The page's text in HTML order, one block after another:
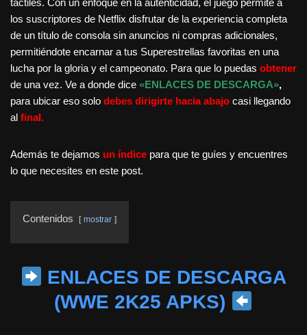
los suscriptores de Netflix disfrutar de la experiencia completa
de un título de consola sin anuncios ni compras adicionales,
permitiéndote encarnar a tus Superestrellas favoritas en una
lucha por la gloria y el campeonato. Para que lo puedas obtener
de una vez. Ve a donde dice «ENLACES DE DESCARGA»,
para ubicar eso solo debes dirigirte hacia abajo casi llegando
al final.
Además te dejamos un índice para que te guíes y encuentres
lo que necesites en este post.
Contenidos mostrar
ENLACES DE DESCARGA
(WWE 2K25 APKS)